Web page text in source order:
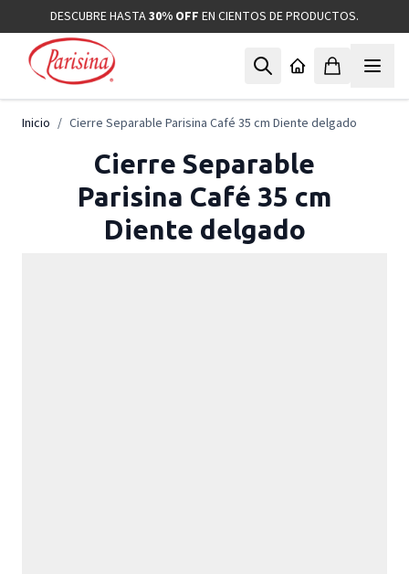
Ir al contenidoDESCUBRE HASTA30% OFF EN CIENTOS DE PRODUCTOS.
Inicio / Cierre Separable Parisina Café 35 cm Diente delgado
Cierre Separable
Parisina Café 35 cm
Diente delgado